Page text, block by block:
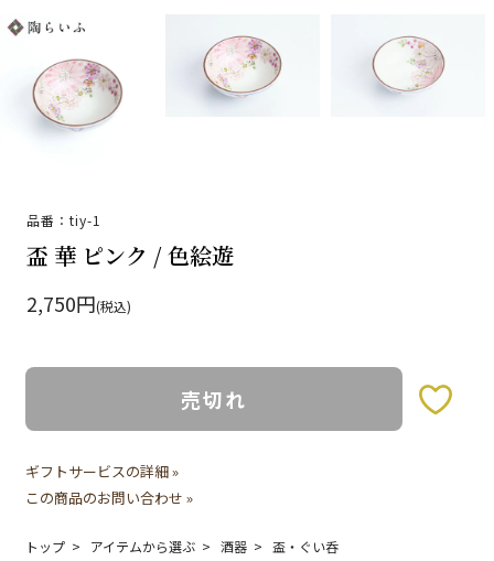
品番：tiy-1
盃 華 ピンク / 色絵遊
2,750円(税込)
売切れ
ギフトサービスの詳細 »
この商品のお問い合わせ »
トップ アイテムから選ぶ 酒器
盃・ぐい呑